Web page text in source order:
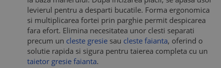
levierul pentru a desparti bucatile. Forma ergonomica
si multiplicarea fortei prin parghie permit despicarea
fara efort. Elimina necesitatea unor clesti separati
precum un cleste gresie sau cleste faianta, oferind o
solutie rapida si sigura pentru taierea completa cu un
taietor gresie faianta.